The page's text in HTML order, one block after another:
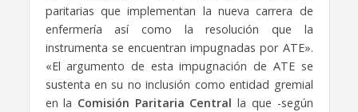
paritarias que implementan la nueva carrera de
enfermería así como la resolución que la
instrumenta se encuentran impugnadas por ATE».
«El argumento de esta impugnación de ATE se
sustenta en su no inclusión como entidad gremial
en la Comisión Paritaria Central la que -según